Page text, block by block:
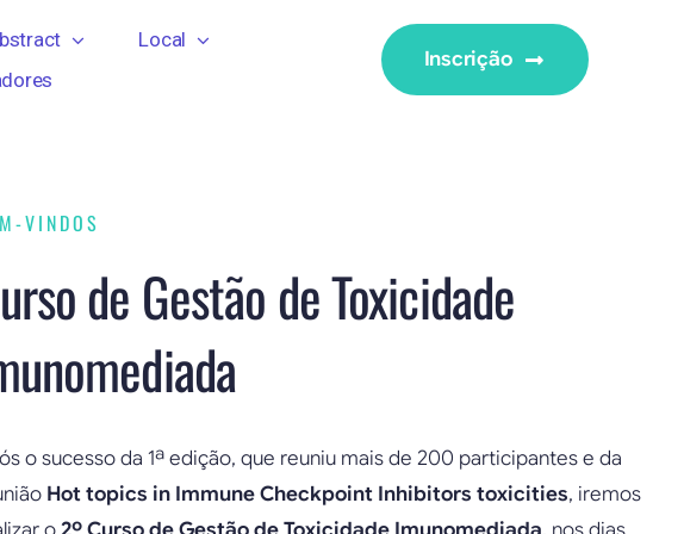
Local
Inscrição
VINDOS
de Gestão de Toxicidade
o sucesso da 1ª edição, que reuniu mais de 200 participantes e da
Hot topics in Immune Checkpoint Inhibitors toxicities, iremos